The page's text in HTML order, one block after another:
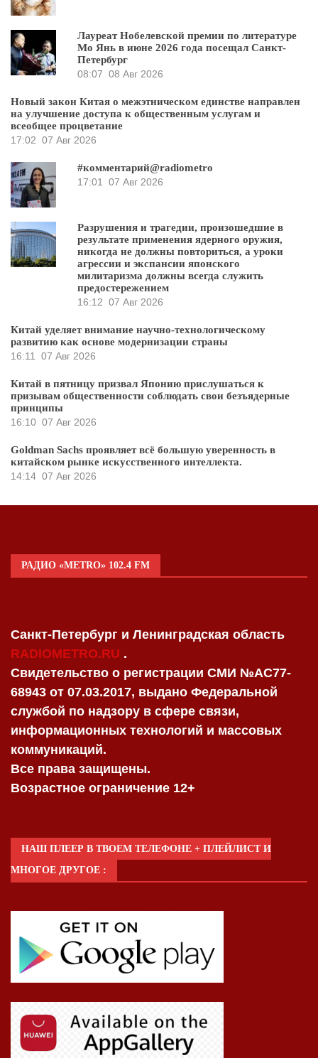
Лауреат Нобелевской премии по литературе
Мо Янь в июне 2026 года посещал Санкт-
Петербург
08:07 08 Авг 2026
Новый закон Китая о межэтническом единстве направлен
на улучшение доступа к общественным услугам и
всеобщее процветание
17:02 07 Авг 2026
#комментарий@radiometro
17:01 07 Авг 2026
Разрушения и трагедии, произошедшие в
результате применения ядерного оружия,
никогда не должны повториться, а уроки
агрессии и экспансии японского
милитаризма должны всегда служить
предостережением
16:12 07 Авг 2026
Китай уделяет внимание научно-технологическому
развитию как основе модернизации страны
16:11 07 Авг 2026
Китай в пятницу призвал Японию прислушаться к
призывам общественности соблюдать свои безъядерные
принципы
16:10 07 Авг 2026
Goldman Sachs проявляет всё большую уверенность в
китайском рынке искусственного интеллекта.
14:14 07 Авг 2026
РАДИО «METRO» 102.4 FM
Санкт-Петербург и Ленинградская область
RADIOMETRO.RU .
Свидетельство о регистрации СМИ №AC77-
68943 от 07.03.2017, выдано Федеральной
службой по надзору в сфере связи,
информационных технологий и массовых
коммуникаций.
Все права защищены.
Возрастное ограничение 12+
НАШ ПЛЕЕР В ТВОЕМ ТЕЛЕФОНЕ + ПЛЕЙЛИСТ И
МНОГОЕ ДРУГОЕ :